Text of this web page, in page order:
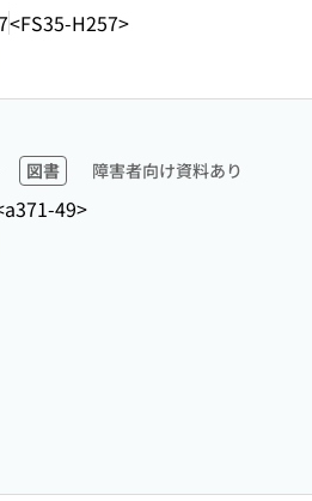
<FS35-H257>
図書 障害者向け資料あり
49>